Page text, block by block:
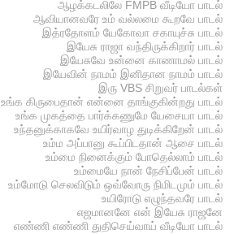
ஆழக்கடலிலே FMPB வீடியோ பாடல்
ஆவியானவரே உம் வல்லமை கூறவே பாடல்
இத்ரதோளம் யேகோவா சகாயுச்சு பாடல்
இயேசு ராஜா வந்திருக்கிறார் பாடல்
இயேசுவே உன்னை காணாமல் பாடல்
இயேவின் நாமம் இனிதான நாமம் பாடல்
இரு VBS சிறுவர் பாடல்கள்
உங்க கிருபைதான் என்னை தாங்குகின்றது பாடல்
உங்க முகத்தை பார்க்கணுமே யேசையா பாடல்
உந்தனுக்காகவே உயிர்வாழ துடிக்கிறேன் பாடல்
உம்ம அப்பானு கூப்பிடதான் ஆசை பாடல்
உம்மை நினைக்கும் போதெல்லாம் பாடல்
உம்மையே நான் நேசிப்பேன் பாடல்
உம்மோடு செலவிடும் ஒவ்வோரு நிமிடமும் பாடல்
உயிரோடு எழுந்தவரே பாடல்
எஜமானனே என் இயேசு ராஜனே
எண்ணி எண்ணி துதிசெய்வாய் வீடியோ பாடல்